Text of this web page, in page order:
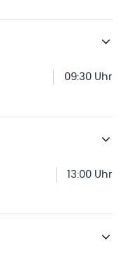
09:30 Uhr
13:00 Uhr